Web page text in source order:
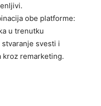
obe platforme:
u trenutku
stvaranje svesti i
kroz remarketing.